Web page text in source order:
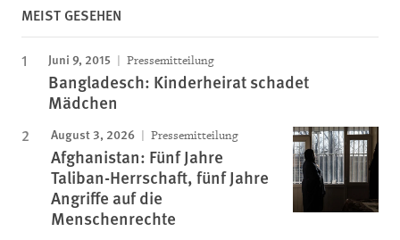
MEIST GESEHEN
Juni 9, 2015 Pressemitteilung
Bangladesch: Kinderheirat schadet
Mädchen
August 3, 2026 Pressemitteilung
Afghanistan: Fünf Jahre
Taliban-Herrschaft, fünf Jahre
Angriffe auf die
Menschenrechte